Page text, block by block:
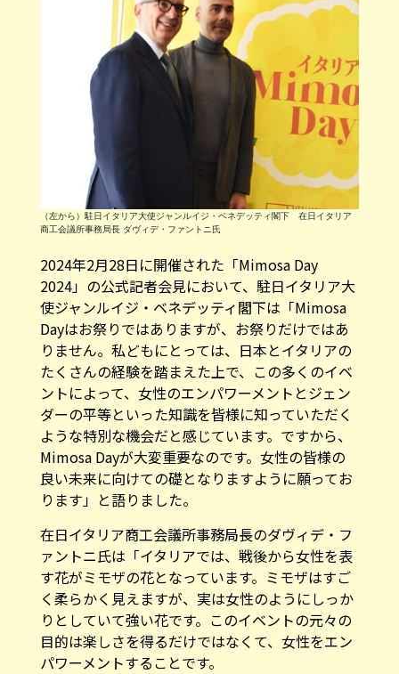
（左から）駐日イタリア大使ジャンルイジ・ベネデッティ閣下 在日イタリア
商工会議所事務局長 ダヴィデ・ファントニ氏
2024年2月28日に開催された「Mimosa Day
2024」の公式記者会見において、駐日イタリア大
使ジャンルイジ・ベネデッティ閣下は「Mimosa
Dayはお祭りではありますが、お祭りだけではあ
りません。私どもにとっては、日本とイタリアの
たくさんの経験を踏まえた上で、この多くのイベ
ントによって、女性のエンパワーメントとジェン
ダーの平等といった知識を皆様に知っていただく
ような特別な機会だと感じています。ですから、
Mimosa Dayが大変重要なのです。女性の皆様の
良い未来に向けての礎となりますように願ってお
ります」と語りました。
在日イタリア商工会議所事務局長のダヴィデ・フ
ァントニ氏は「イタリアでは、戦後から女性を表
す花がミモザの花となっています。ミモザはすご
く柔らかく見えますが、実は女性のようにしっか
りとしていて強い花です。このイベントの元々の
目的は楽しさを得るだけではなくて、女性をエン
パワーメントすることです。